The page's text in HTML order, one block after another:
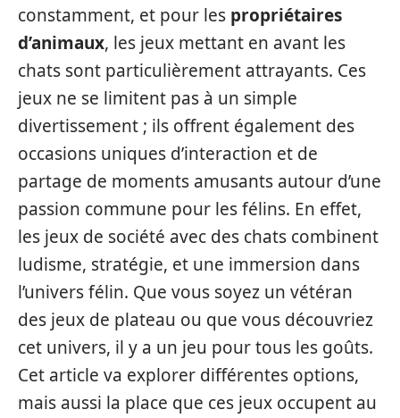
constamment, et pour les propriétaires
d’animaux, les jeux mettant en avant les
chats sont particulièrement attrayants. Ces
jeux ne se limitent pas à un simple
divertissement ; ils offrent également des
occasions uniques d’interaction et de
partage de moments amusants autour d’une
passion commune pour les félins. En effet,
les jeux de société avec des chats combinent
ludisme, stratégie, et une immersion dans
l’univers félin. Que vous soyez un vétéran
des jeux de plateau ou que vous découvriez
cet univers, il y a un jeu pour tous les goûts.
Cet article va explorer différentes options,
mais aussi la place que ces jeux occupent au